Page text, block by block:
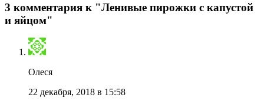
3 комментария к "Ленивые пирожки с капустой
и яйцом"
Олеся
22 декабря, 2018 в 15:58